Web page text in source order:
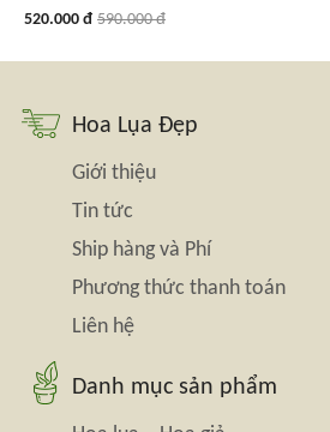
520.000 đ 590.000 đ
Hoa Lụa Đẹp
Giới thiệu
Tin tức
Ship hàng và Phí
Phương thức thanh toán
Liên hệ
Danh mục sản phẩm